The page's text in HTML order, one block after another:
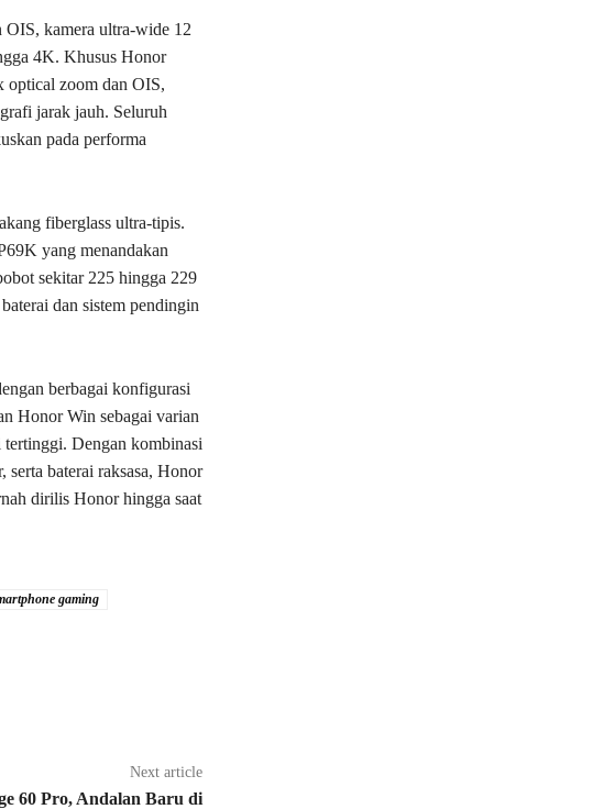
OIS, kamera ultra-wide 12
4K. Khusus Honor
optical zoom dan OIS,
jarak jauh. Seluruh
pada performa
fiberglass ultra-tipis.
yang menandakan
sekitar 225 hingga 229
dan sistem pendingin
berbagai konfigurasi
Honor Win sebagai varian
Dengan kombinasi
baterai raksasa, Honor
dirilis Honor hingga saat
gaming
Next article
60 Pro, Andalan Baru di